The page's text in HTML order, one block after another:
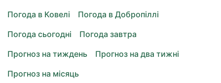
Погода в Ковелі
Погода в Добропіллі
Погода сьогодні
Погода завтра
Прогноз на тиждень
Прогноз на два тижні
Прогноз на місяць